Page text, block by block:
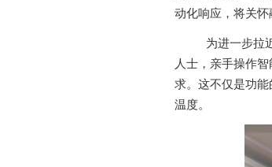
动化响应，将关怀
为进一步拉
人士，亲手操作
求。这不仅是功
温度。